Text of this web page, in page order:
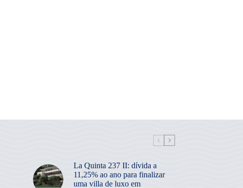
La Quinta 237 II: dívida a
11,25% ao ano para finalizar
uma villa de luxo em